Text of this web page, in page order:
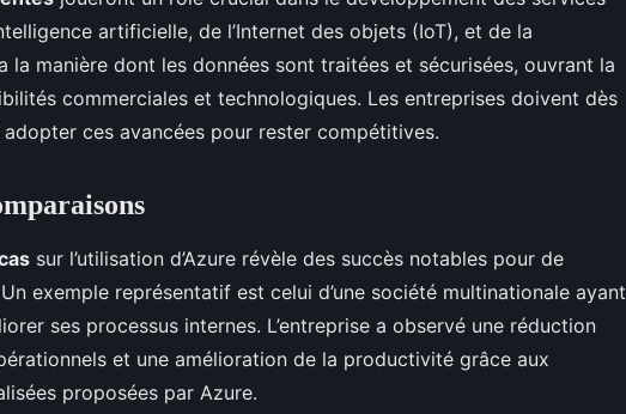
artificielle, de l’Internet des objets (IoT), et de la
la manière dont les données sont traitées et sécurisées, ouvrant la
commerciales et technologiques. Les entreprises doivent dès
adopter ces avancées pour rester compétitives.
sur l’utilisation d’Azure révèle des succès notables pour de
exemple représentatif est celui d’une société multinationale ayant
ses processus internes. L’entreprise a observé une réduction
et une amélioration de la productivité grâce aux
proposées par Azure.